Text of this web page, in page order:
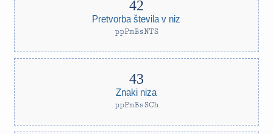
Pretvorba števila v niz
ppPmBsNTS
Znaki niza
ppPmBsSCh